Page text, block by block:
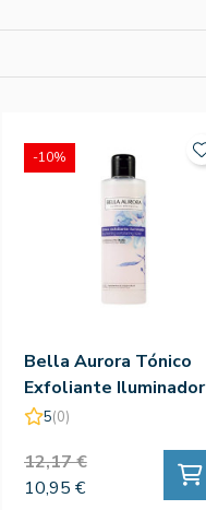
Bella Aurora Tónico
Exfoliante Iluminador
200 Ml
5(0)
12,17 €
10,95 €
-10%